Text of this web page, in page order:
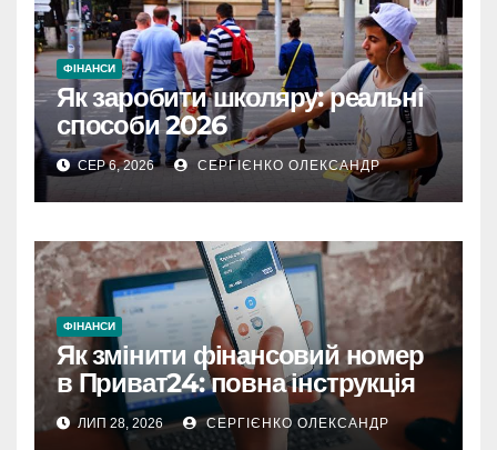
ФІНАНСИ
Як заробити школяру: реальні
способи 2026
СЕР 6, 2026 СЕРГІЄНКО ОЛЕКСАНДР
ФІНАНСИ
Як змінити фінансовий номер
в Приват24: повна інструкція
ЛИП 28, 2026 СЕРГІЄНКО ОЛЕКСАНДР